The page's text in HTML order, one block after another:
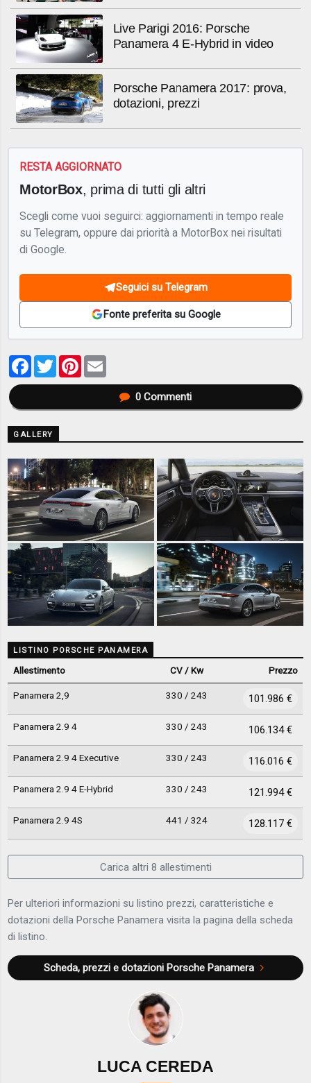
Live Parigi 2016: Porsche
Panamera 4 E-Hybrid in video
Porsche Panamera 2017: prova,
dotazioni, prezzi
RESTA AGGIORNATO
MotorBox, prima di tutti gli altri
Scegli come vuoi seguirci: aggiornamenti in tempo reale
su Telegram, oppure dai priorità a MotorBox nei risultati
di Google.
Seguici su Telegram
Fonte preferita su Google
Facebook
TwitterPinterest
0Commenti
GALLERY
LISTINO PORSCHE PANAMERA
Allestimento CV / Kw Prezzo
Panamera 2,9 330 / 243 101.986 €
Panamera 2.9 4 330 / 243 106.134 €
Panamera 2.9 4 Executive 330 / 243 116.016 €
Panamera 2.9 4 E-Hybrid 330 / 243 121.994 €
Panamera 2.9 4S 441 / 324 128.117 €
Carica altri 8 allestimenti
Per ulteriori informazioni su listino prezzi, caratteristiche e
dotazioni della Porsche Panamera visita la pagina della scheda
di listino.
Scheda, prezzi e dotazioni Porsche Panamera
LUCA CEREDA